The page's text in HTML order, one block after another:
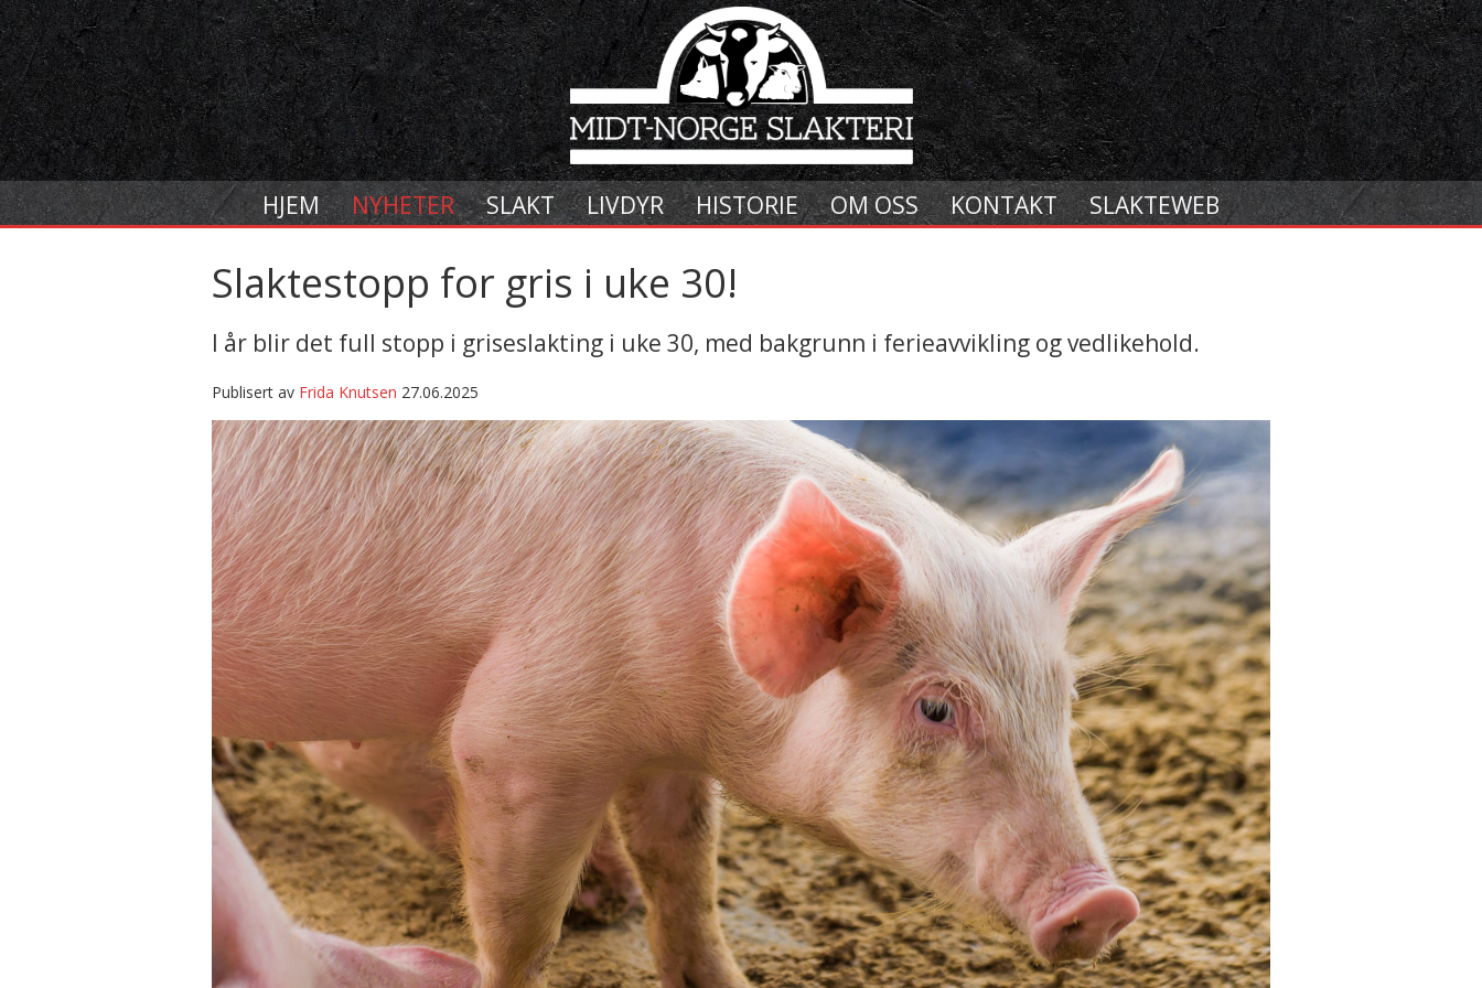
HJEM NYHETER SLAKT LIVDYR HISTORIE OM OSS KONTAKT SLAKTEWEB
Slaktestopp for gris i uke 30!
I år blir det full stopp i griseslakting i uke 30, med bakgrunn i ferieavvikling og vedlikehold.
Publisert av Frida Knutsen 27.06.2025